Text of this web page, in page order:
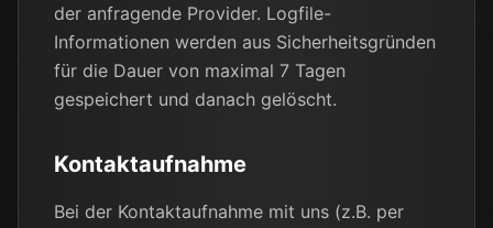
der anfragende Provider. Logfile-
Informationen werden aus Sicherheitsgründen
für die Dauer von maximal 7 Tagen
gespeichert und danach gelöscht.
Kontaktaufnahme
Bei der Kontaktaufnahme mit uns (z.B. per